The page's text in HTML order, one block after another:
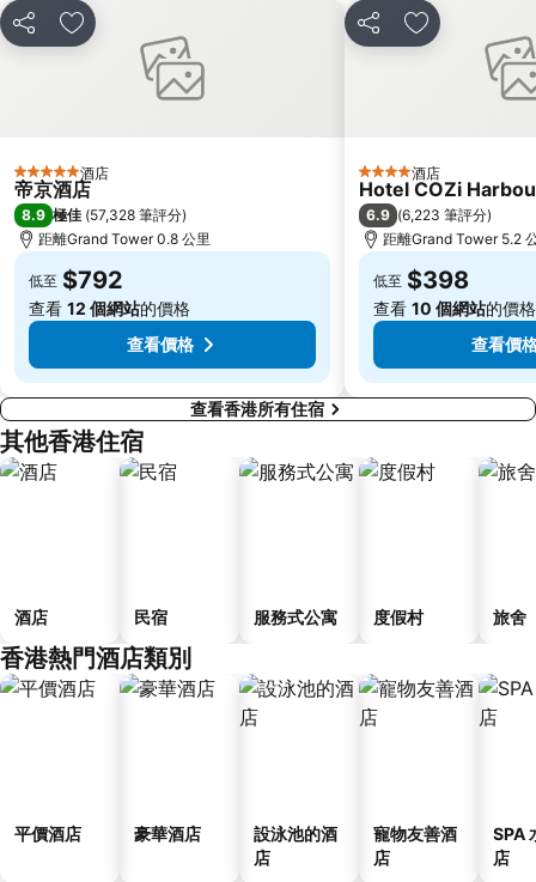
Sheung Wan Metro Station
Tsing Yi Metro Station
寶安區
深圳寶安國際機場
深圳站
深圳野生動物園
大梅沙海濱公園
鹽田區
長洲
Lamma Island
Tin Hau Metro Station
九龍塘
分享 放到收藏夾
5 星級 酒店
帝京酒店
8.9 極佳 (57,328 筆評分)
距離Grand Tower 0.8 公里
低至 $792
查看 12 個網站的價格
查看價格
分享 放到收藏夾
4 星級 酒店
Hotel COZi
6.9 (6,223 筆評分)
距離Grand Tower 5.2
低至 $398
查看 10 個網站的價格
查看價
查看香港所有住宿
其他香港住宿
酒店 民宿 服務式公寓 度假村 旅舍
香港熱門酒店類別
平價酒店 豪華酒店
設泳池的酒
店
寵物友善酒
店
SPA
店